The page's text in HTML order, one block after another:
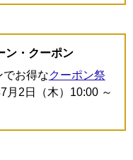
ン・クーポン
でお得なクーポン祭
月2日（木）10:00 ～